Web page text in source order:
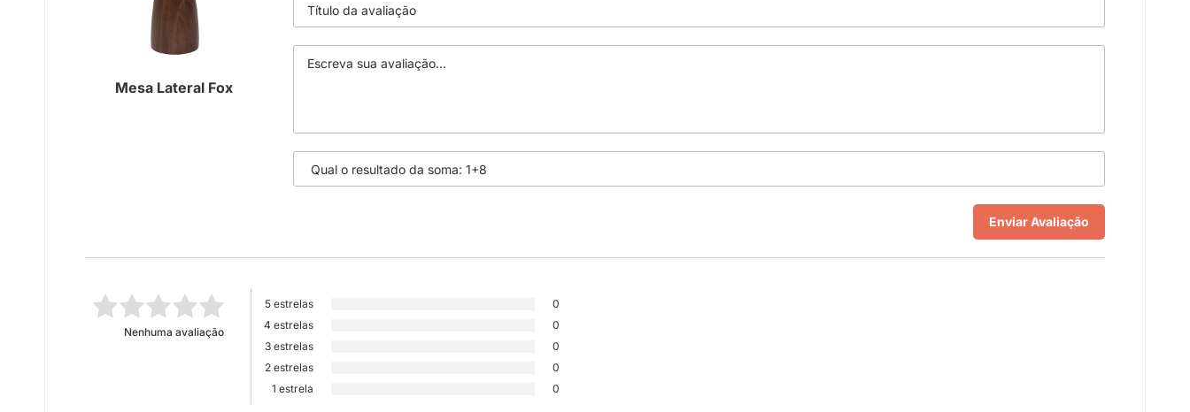
Mesa Lateral Fox
Nenhuma avaliação
5 estrelas
0
4 estrelas
0
3 estrelas
0
2 estrelas
0
1 estrela
0